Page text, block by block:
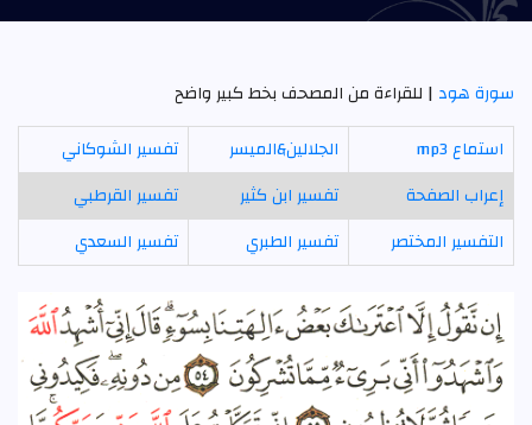
سورة هود | للقراءة من المصحف بخط كبير واضح
استماع mp3
الجلالين&الميسر
تفسير الشوكاني
إعراب الصفحة
تفسير ابن كثير
تفسير القرطبي
التفسير المختصر
تفسير الطبري تفسير السعدي